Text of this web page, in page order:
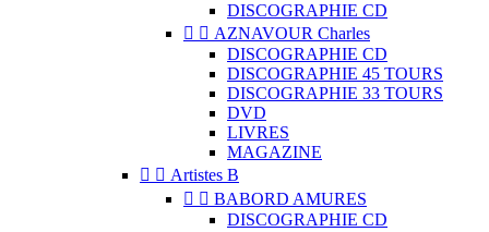
DISCOGRAPHIE CD
  AZNAVOUR Charles
DISCOGRAPHIE CD
DISCOGRAPHIE 45 TOURS
DISCOGRAPHIE 33 TOURS
DVD
LIVRES
MAGAZINE
  Artistes B
  BABORD AMURES
DISCOGRAPHIE CD